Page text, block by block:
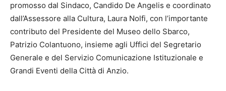
promosso dal Sindaco, Candido De Angelis e coordinato
dall’Assessore alla Cultura, Laura Nolfi, con l’importante
contributo del Presidente del Museo dello Sbarco,
Patrizio Colantuono, insieme agli Uffici del Segretario
Generale e del Servizio Comunicazione Istituzionale e
Grandi Eventi della Città di Anzio.